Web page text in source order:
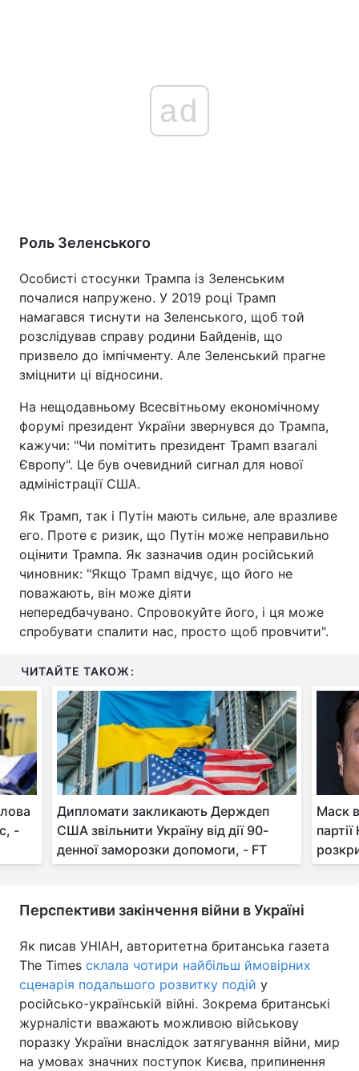
ad
Роль Зеленського
Особисті стосунки Трампа із Зеленським
почалися напружено. У 2019 році Трамп
намагався тиснути на Зеленського, щоб той
розслідував справу родини Байденів, що
призвело до імпічменту. Але Зеленський прагне
зміцнити ці відносини.
На нещодавньому Всесвітньому економічному
форумі президент України звернувся до Трампа,
кажучи: "Чи помітить президент Трамп взагалі
Європу". Це був очевидний сигнал для нової
адміністрації США.
Як Трамп, так і Путін мають сильне, але вразливе
его. Проте є ризик, що Путін може неправильно
оцінити Трампа. Як зазначив один російський
чиновник: "Якщо Трамп відчує, що його не
поважають, він може діяти
непередбачувано. Спровокуйте його, і ця може
спробувати спалити нас, просто щоб провчити".
ЧИТАЙТЕ ТАКОЖ:
-
Дипломати закликають Держдеп
США звільнити Україну від дії 90-
денної заморозки допомоги, - FT
Маск
Перспективи закінчення війни в Україні
Як писав УНІАН, авторитетна британська газета
The Times склала чотири найбільш ймовірних
сценарія подальшого розвитку подій у
російсько-українській війні. Зокрема британські
журналісти вважають можливою військову
поразку України внаслідок затягування війни, мир
на умовах значних поступок Києва, припинення